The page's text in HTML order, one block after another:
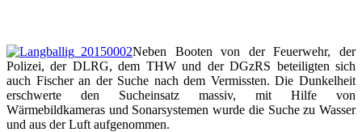
Neben Booten von der Feuerwehr, der
Polizei, der DLRG, dem THW und der DGzRS beteiligten sich
auch Fischer an der Suche nach dem Vermissten. Die Dunkelheit
erschwerte den Sucheinsatz massiv, mit Hilfe von
Wärmebildkameras und Sonarsystemen wurde die Suche zu Wasser
und aus der Luft aufgenommen.